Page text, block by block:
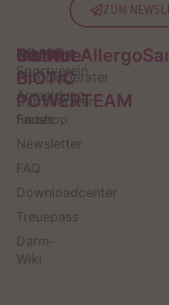
ZUM
Service
Kontakt
Produktberater
Darmberater
finden
Newsletter
FAQ
Downloadcenter
Treuepass
Darm-
Wiki
OMNi-
BiOTiC
POWERTEAM
Infos zum
Sportverein
Anmeldung
Fanshop
Institut